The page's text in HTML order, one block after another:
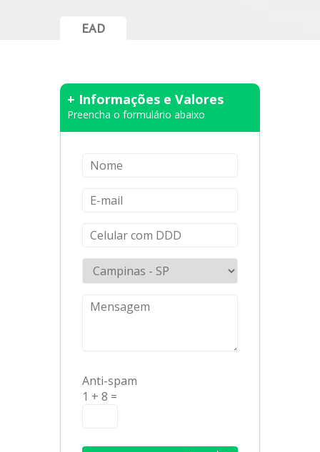
EAD
+ Informações e Valores
Preencha o formulário abaixo
Anti-spam
1 + 8 =